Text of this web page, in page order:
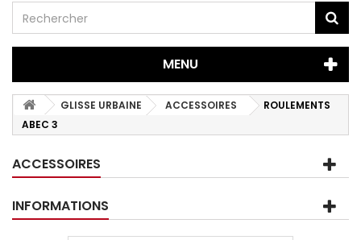
MENU
GLISSE URBAINE ACCESSOIRES
ROULEMENTS
ABEC 3
ACCESSOIRES
INFORMATIONS